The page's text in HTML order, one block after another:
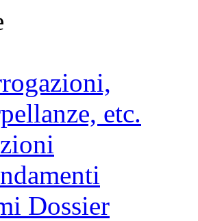
etc.
Dossier